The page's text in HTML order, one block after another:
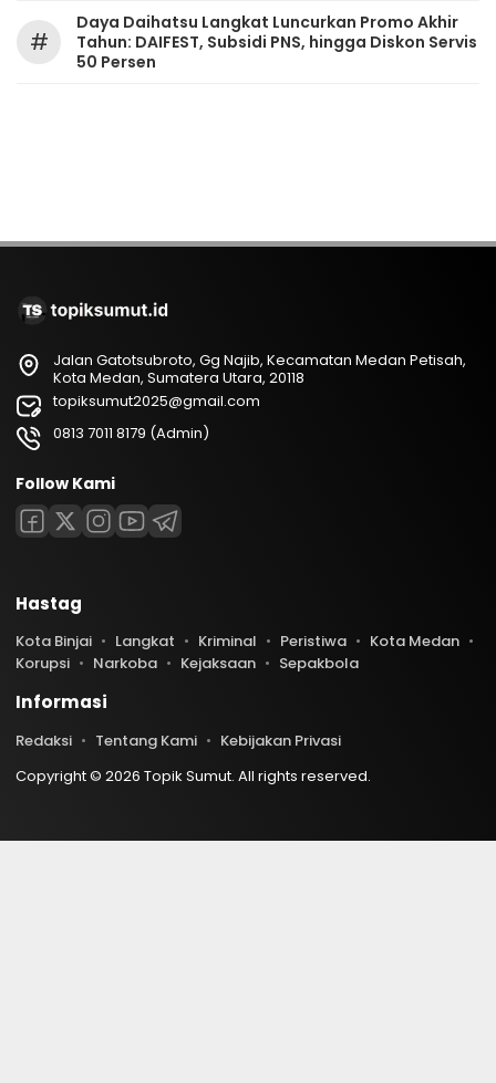
#
Daya Daihatsu Langkat Luncurkan Promo Akhir
Tahun: DAIFEST, Subsidi PNS, hingga Diskon Servis
50 Persen
Jalan Gatotsubroto, Gg Najib, Kecamatan Medan Petisah,
Kota Medan, Sumatera Utara, 20118
topiksumut2025@gmail.com
0813 7011 8179 (Admin)
Follow Kami
Hastag
Kota Binjai Langkat Kriminal Peristiwa
Kota Medan
Korupsi
Narkoba Kejaksaan Sepakbola
Informasi
Redaksi Tentang Kami
Kebijakan Privasi
Copyright © 2026 Topik Sumut. All rights reserved.